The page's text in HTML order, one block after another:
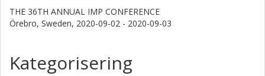
THE 36TH ANNUAL IMP CONFERENCE
Örebro, Sweden, 2020-09-02 - 2020-09-03
Kategorisering